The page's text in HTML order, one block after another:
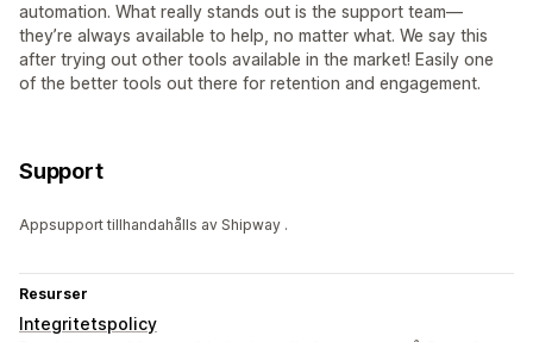
automation. What really stands out is the support team—
they’re always available to help, no matter what. We say this
after trying out other tools available in the market! Easily one
of the better tools out there for retention and engagement.
Support
Appsupport tillhandahålls av Shipway .
Resurser
Integritetspolicy